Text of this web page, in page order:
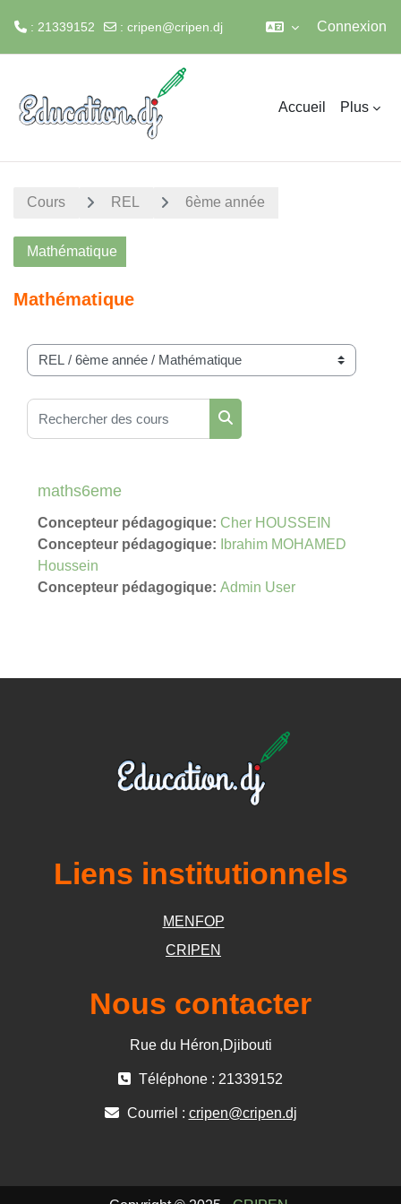
: 21339152 : cripen@cripen.dj Connexion
Accueil Plus
Cours REL 6ème année
Mathématique
Mathématique
Catégories de cours
Rechercher des cours
Rechercher des cours
maths6eme
Concepteur pédagogique: Cher HOUSSEIN
Concepteur pédagogique:
Ibrahim MOHAMED
Houssein
Concepteur pédagogique: Admin User
Liens institutionnels
MENFOP
CRIPEN
Nous contacter
Rue du Héron,Djibouti
Téléphone : 21339152
Courriel : cripen@cripen.dj